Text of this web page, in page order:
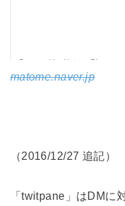
matome.naver.jp
（2016/12/27 追記）
「twitpane」はDMに